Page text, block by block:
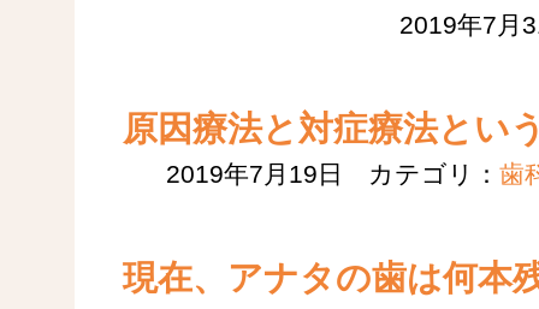
2019年7月
原因療法と対症療法とい
2019年7月19日 カテゴリ： 歯
現在、アナタの歯は何本